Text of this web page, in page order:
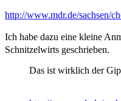
http://www.mdr.de/sachsen/
Ich habe dazu eine kleine
Schnitzelwirts geschrieben.
Das ist wirklich der